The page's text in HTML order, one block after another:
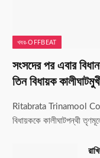
খবর-OFFBEAT
সংসদের পর এবার
তিন বিধায়ক
Ritabrata Trinamool
বিধায়ককে কালীঘাটপন্থী